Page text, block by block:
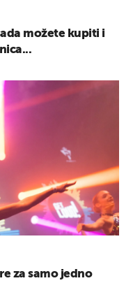
možete kupiti i
za samo jedno